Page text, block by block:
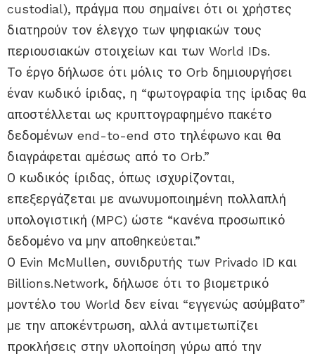
custodial), πράγμα που σημαίνει ότι οι χρήστες
διατηρούν τον έλεγχο των ψηφιακών τους
περιουσιακών στοιχείων και των World IDs.
Το έργο δήλωσε ότι μόλις το Orb δημιουργήσει
έναν κωδικό ίριδας, η “φωτογραφία της ίριδας θα
αποστέλλεται ως κρυπτογραφημένο πακέτο
δεδομένων end-to-end στο τηλέφωνο και θα
διαγράφεται αμέσως από το Orb.”
Ο κωδικός ίριδας, όπως ισχυρίζονται,
επεξεργάζεται με ανωνυμοποιημένη πολλαπλή
υπολογιστική (MPC) ώστε “κανένα προσωπικό
δεδομένο να μην αποθηκεύεται.”
Ο Evin McMullen, συνιδρυτής των Privado ID και
Billions.Network, δήλωσε ότι το βιομετρικό
μοντέλο του World δεν είναι “εγγενώς ασύμβατο”
με την αποκέντρωση, αλλά αντιμετωπίζει
προκλήσεις στην υλοποίηση γύρω από την